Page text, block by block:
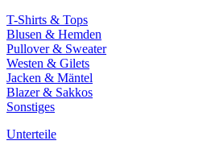
T-Shirts & Tops
Blusen & Hemden
Pullover & Sweater
Westen & Gilets
Jacken & Mäntel
Blazer & Sakkos
Sonstiges
Unterteile